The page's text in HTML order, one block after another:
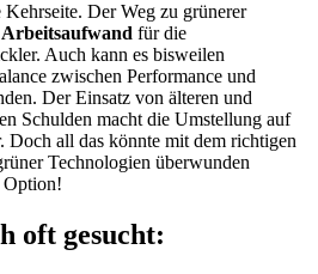
Der Weg zu grünerer
Arbeitsaufwand für die
Auch kann es bisweilen
zwischen Performance und
Der Einsatz von älteren und
Schulden macht die Umstellung auf
Doch all das könnte mit dem richtigen
Technologien überwunden
Option!
oft gesucht: